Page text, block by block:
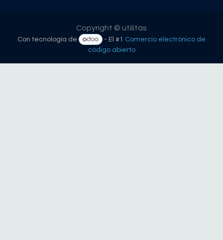
Copyright © utilitas
Con tecnología de - El #1 Comercio electrónico de
código abierto